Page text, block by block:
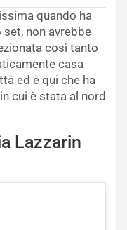
quando ha
non avrebbe
così tanto
casa
ed è qui che ha
cui è stata al nord
Lazzarin